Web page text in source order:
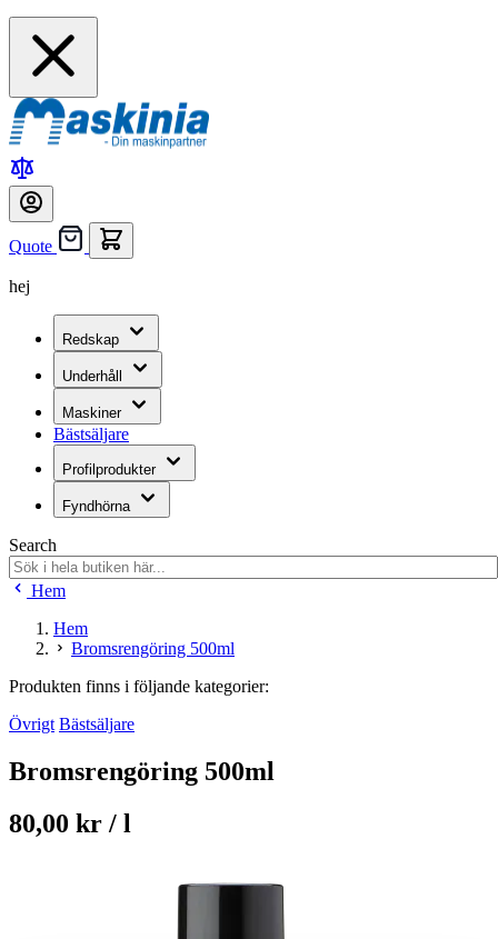
Quote
hej
Redskap
Underhåll
Maskiner
Bästsäljare
Profilprodukter
Fyndhörna
Search
Hem
Hem
Bromsrengöring 500ml
Produkten finns i följande kategorier:
Övrigt Bästsäljare
Bromsrengöring 500ml
80,00 kr / l